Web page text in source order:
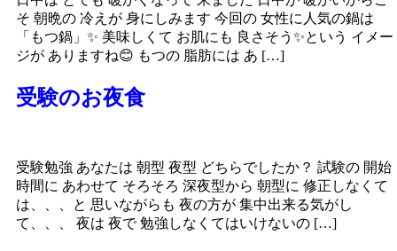
そ 朝晩の 冷えが 身にしみます 今回の 女性に人気の鍋は
「もつ鍋」✨ 美味しくて お肌にも 良さそう✨という イメー
ジが ありますね😊 もつの 脂肪には あ […]
受験のお夜食
受験勉強 あなたは 朝型 夜型 どちらでしたか？ 試験の 開始
時間に あわせて そろそろ 深夜型から 朝型に 修正しなくて
は、、、と 思いながらも 夜の方が 集中出来る気がし
て、、、 夜は 夜で 勉強しなくてはいけないの […]